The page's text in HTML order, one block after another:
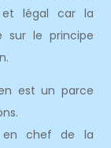
et légal car la
sur le principe
est un parce
en chef de la